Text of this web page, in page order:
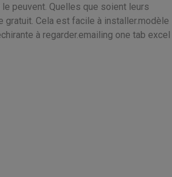
peuvent. Quelles que soient leurs
Cela est facile à installer.modèle
à regarder.emailing one tab excel